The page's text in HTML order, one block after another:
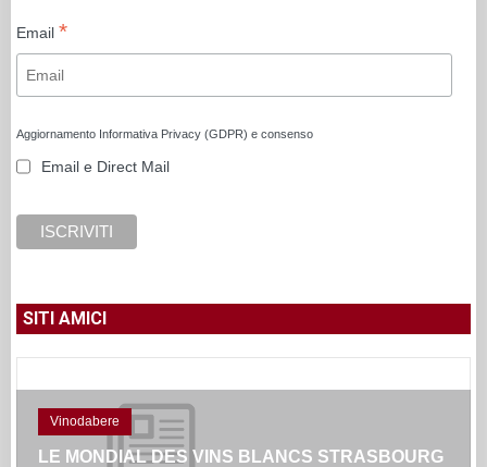
Email *
Aggiornamento Informativa Privacy (GDPR) e consenso
Email e Direct Mail
SITI AMICI
Vinodabere
LE MONDIAL DES VINS BLANCS STRASBOURG